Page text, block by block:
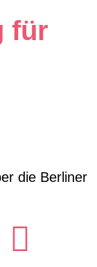
für
die Berliner